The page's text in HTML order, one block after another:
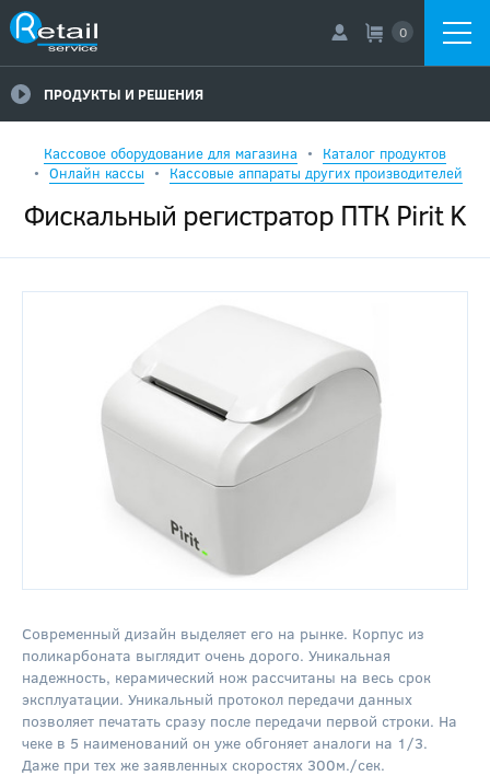
0
ПРОДУКТЫ И РЕШЕНИЯ
Кассовое оборудование для магазина
Каталог продуктов
Онлайн кассы
Кассовые аппараты других производителей
Фискальный регистратор ПТК Pirit K
Современный дизайн выделяет его на рынке. Корпус из
поликарбоната выглядит очень дорого. Уникальная
надежность, керамический нож рассчитаны на весь срок
эксплуатации. Уникальный протокол передачи данных
позволяет печатать сразу после передачи первой строки. На
чеке в 5 наименований он уже обгоняет аналоги на 1/3.
Даже при тех же заявленных скоростях 300м./сек.